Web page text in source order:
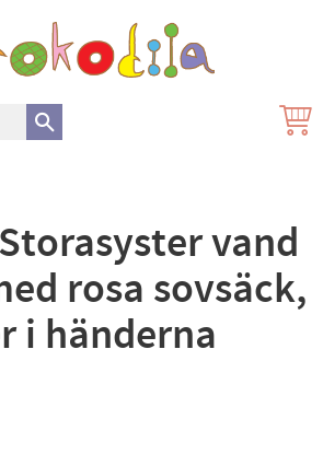
vand
rosa sovsäck,
i händerna